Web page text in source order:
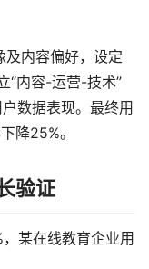
及内容偏好，设定
“内容-运营-技术”
数据表现。最终用
降25%。
验证
某在线教育企业用